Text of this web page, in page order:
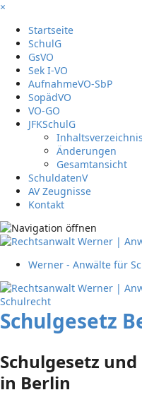
×
Startseite
SchulG
GsVO
Sek I-VO
AufnahmeVO-SbP
SopädVO
VO-GO
JFKSchulG
Inhaltsverzeichnis
Änderungen
Gesamtansicht
SchuldatenV
AV Zeugnisse
Kontakt
Werner - Anwälte für
Schulgesetz
Schulgesetz
in Berlin